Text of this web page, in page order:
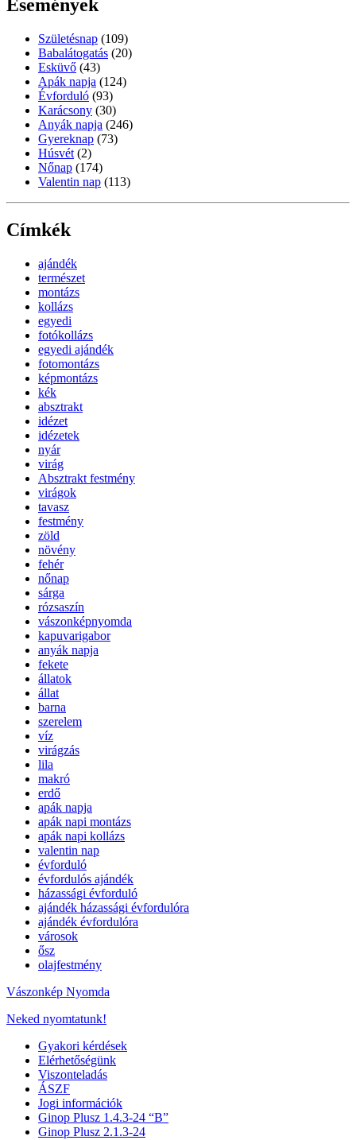
Események
Születésnap (109)
Babalátogatás (20)
Esküvő (43)
Apák napja (124)
Évforduló (93)
Karácsony (30)
Anyák napja (246)
Gyereknap (73)
Húsvét (2)
Nőnap (174)
Valentin nap (113)
Címkék
ajándék
természet
montázs
kollázs
egyedi
fotókollázs
egyedi ajándék
fotomontázs
képmontázs
kék
absztrakt
idézet
idézetek
nyár
virág
Absztrakt festmény
virágok
tavasz
festmény
zöld
növény
fehér
nőnap
sárga
rózsaszín
vászonképnyomda
kapuvarigabor
anyák napja
fekete
állatok
állat
barna
szerelem
víz
virágzás
lila
makró
erdő
apák napja
apák napi montázs
apák napi kollázs
valentin nap
évforduló
évfordulós ajándék
házassági évforduló
ajándék házassági évfordulóra
ajándék évfordulóra
városok
ősz
olajfestmény
Vászonkép Nyomda
Neked nyomtatunk!
Gyakori kérdések
Elérhetőségünk
Viszonteladás
ÁSZF
Jogi információk
Ginop Plusz 1.4.3-24 “B”
Ginop Plusz 2.1.3-24